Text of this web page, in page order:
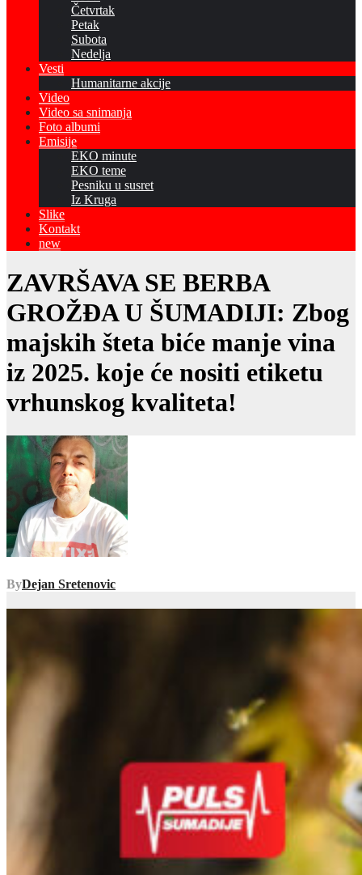
Četvrtak
Petak
Subota
Nedelja
Vesti
Humanitarne akcije
Video
Video sa snimanja
Foto albumi
Emisije
EKO minute
EKO teme
Pesniku u susret
Iz Kruga
Slike
Kontakt
new
ZAVRŠAVA SE BERBA
GROŽĐA U ŠUMADIJI: Zbog
majskih šteta biće manje vina
iz 2025. koje će nositi etiketu
vrhunskog kvaliteta!
ByDejan Sretenovic